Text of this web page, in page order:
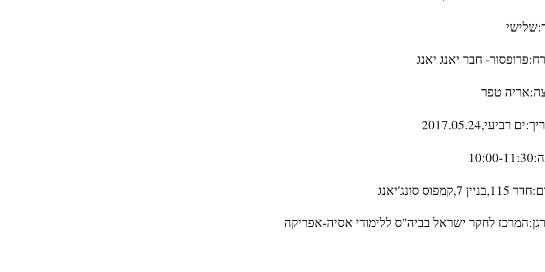
חבר יאנג יאנג
טפר
רביעי,2017.05.24
7,קמפוס סונג'יאנג
לחקר ישראל בביה''ס ללימודי אסיה-אפריקה